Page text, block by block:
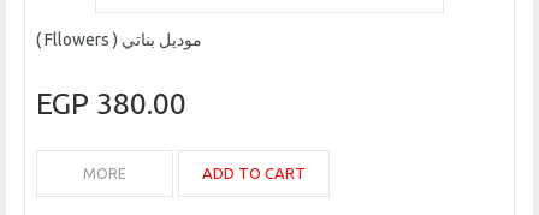
موديل بناتي ( Fllowers )
380.00 EGP
ADD TO CART
MORE